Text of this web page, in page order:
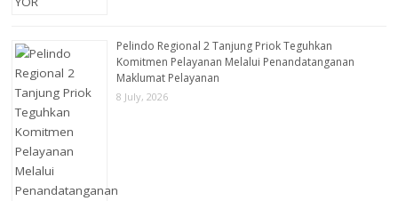
Pelindo Regional 2 Tanjung Priok Teguhkan
Komitmen Pelayanan Melalui Penandatanganan
Maklumat Pelayanan
8 July, 2026